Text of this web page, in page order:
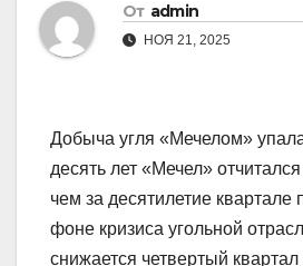
От admin
НОЯ 21, 2025
Добыча угля «Мечелом»
десять лет «Мечел»
чем за десятилетие квартале
фоне кризиса угольной
снижается четвертый